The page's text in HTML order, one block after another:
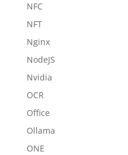
NFC
NFT
Nginx
NodeJS
Nvidia
OCR
Office
Ollama
ONE